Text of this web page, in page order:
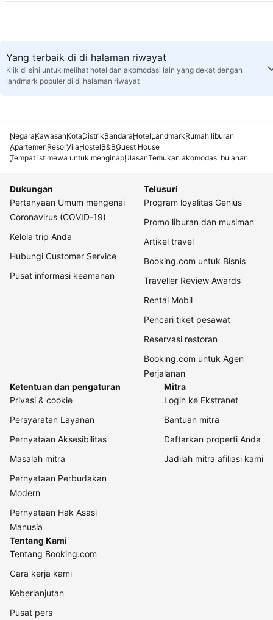
Yang terbaik di di halaman riwayat
Klik di sini untuk melihat hotel dan akomodasi lain yang dekat dengan
landmark populer di di halaman riwayat
NegaraKawasanKotaDistrikBandaraHotelLandmarkRumah liburan
ApartemenResorVilaHostelB&BGuest House
Tempat istimewa untuk menginapUlasanTemukan akomodasi bulanan
Dukungan
Pertanyaan Umum mengenai
Coronavirus (COVID-19)
Kelola trip Anda
Hubungi Customer Service
Pusat informasi keamanan
Telusuri
Program loyalitas Genius
Promo liburan dan musiman
Artikel travel
Booking.com untuk Bisnis
Traveller Review Awards
Rental Mobil
Pencari tiket pesawat
Reservasi restoran
Booking.com untuk Agen
Perjalanan
Ketentuan dan pengaturan
Privasi & cookie
Persyaratan Layanan
Pernyataan Aksesibilitas
Masalah mitra
Pernyataan Perbudakan
Modern
Pernyataan Hak Asasi
Manusia
Mitra
Login ke Ekstranet
Bantuan mitra
Daftarkan properti Anda
Jadilah mitra afiliasi kami
Tentang Kami
Tentang Booking.com
Cara kerja kami
Keberlanjutan
Pusat pers